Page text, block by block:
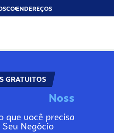
ENDEREÇOS
GRATUITOS
No
que você precisa
Negócio